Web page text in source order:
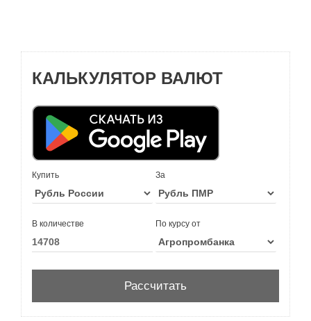
КАЛЬКУЛЯТОР ВАЛЮТ
Купить За
В количестве По курсу от